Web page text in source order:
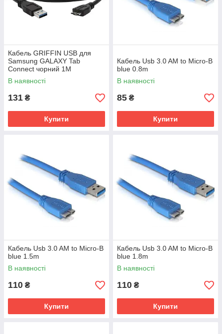
Кабель GRIFFIN USB для
Samsung GALAXY Tab
Connect чорний 1M
В наявності
131 ₴
Купити
Кабель Usb 3.0 AM to Micro-B
blue 0.8m
В наявності
85 ₴
Купити
Кабель Usb 3.0 AM to Micro-B
blue 1.5m
В наявності
110 ₴
Купити
Кабель Usb 3.0 AM to Micro-B
blue 1.8m
В наявності
110 ₴
Купити